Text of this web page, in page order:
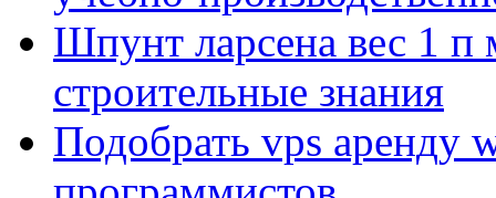
Шпунт ларсена вес 1 п
строительные знания
Подобрать vps аренду